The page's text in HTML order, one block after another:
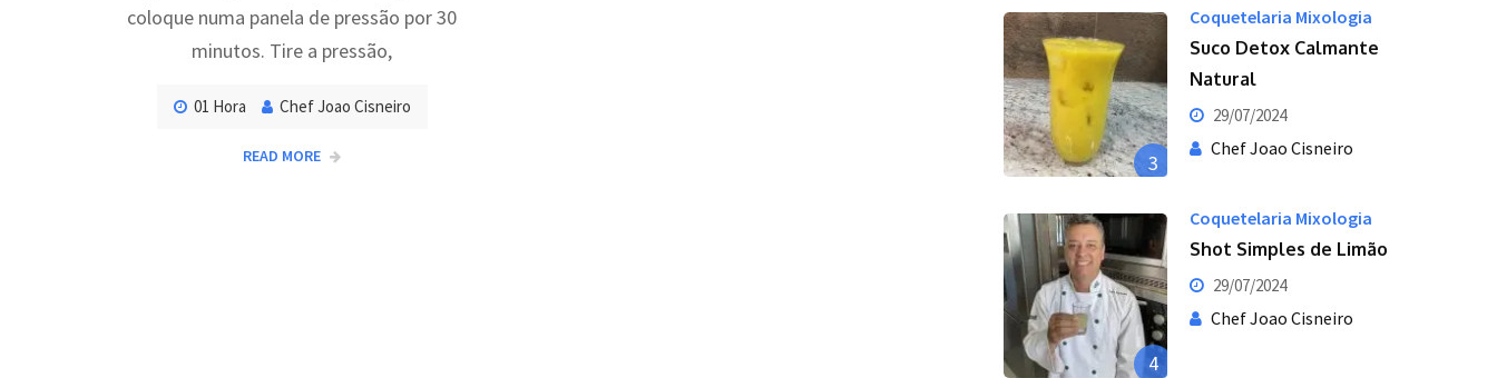
coloque numa panela de pressão por 30
minutos. Tire a pressão,
01 Hora Chef Joao Cisneiro
READ MORE 3
Coquetelaria Mixologia
Suco Detox Calmante
Natural
29/07/2024
Chef Joao Cisneiro
4
Coquetelaria Mixologia
Shot Simples de Limão
29/07/2024
Chef Joao Cisneiro